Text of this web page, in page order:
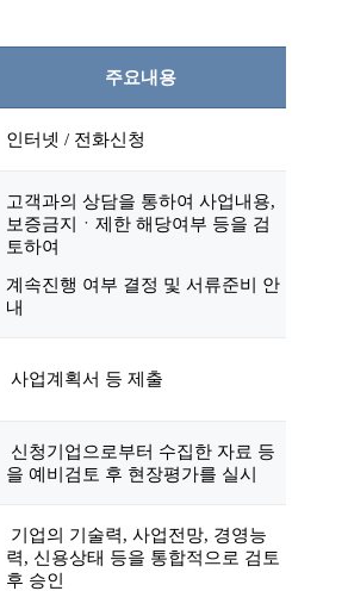
주요내용
인터넷 / 전화신청
고객과의 상담을 통하여 사업내용,
보증금지ㆍ제한 해당여부 등을 검
토하여
계속진행 여부 결정 및 서류준비 안
내
사업계획서 등 제출
신청기업으로부터 수집한 자료 등
을 예비검토 후 현장평가를 실시
기업의 기술력, 사업전망, 경영능
력, 신용상태 등을 통합적으로 검토
후 승인